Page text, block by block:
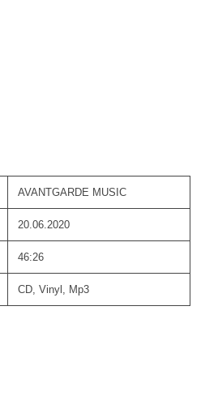
AVANTGARDE MUSIC
20.06.2020
46:26
CD, Vinyl, Mp3